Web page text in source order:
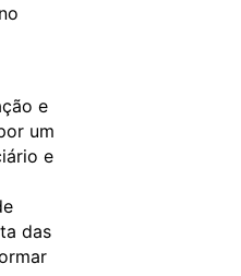
e
um
e
das